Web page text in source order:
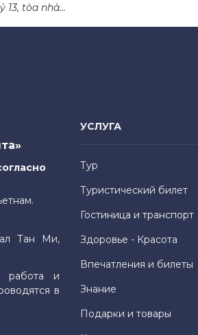
tòa nhà...
Тан Ми,
работа и
в
УСЛУГА
Тур
Туристический билет
Гостиница и транспорт
Здоровье - Красота
Впечатления и билеты
Знание
Подарки и товары